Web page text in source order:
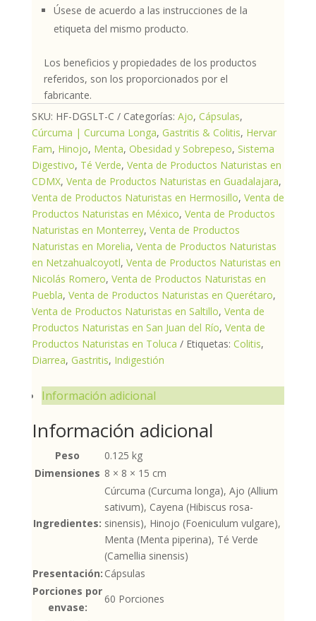
Úsese de acuerdo a las instrucciones de la
etiqueta del mismo producto.
Los beneficios y propiedades de los productos
referidos, son los proporcionados por el
fabricante.
SKU: HF-DGSLT-C Categorías: Ajo, Cápsulas,
Cúrcuma | Curcuma Longa, Gastritis & Colitis, Hervar
Fam, Hinojo, Menta, Obesidad y Sobrepeso, Sistema
Digestivo, Té Verde, Venta de Productos Naturistas en
CDMX, Venta de Productos Naturistas en Guadalajara,
Venta de Productos Naturistas en Hermosillo, Venta de
Productos Naturistas en México, Venta de Productos
Naturistas en Monterrey, Venta de Productos
Naturistas en Morelia, Venta de Productos Naturistas
en Netzahualcoyotl, Venta de Productos Naturistas en
Nicolás Romero, Venta de Productos Naturistas en
Puebla, Venta de Productos Naturistas en Querétaro,
Venta de Productos Naturistas en Saltillo, Venta de
Productos Naturistas en San Juan del Río, Venta de
Productos Naturistas en Toluca
Etiquetas: Colitis,
Diarrea, Gastritis, Indigestión
Información adicional
Información adicional
Peso
0.125 kg
Dimensiones 8 × 8 × 15 cm
Ingredientes:
Cúrcuma (Curcuma longa), Ajo (Allium
sativum), Cayena (Hibiscus rosa-
sinensis), Hinojo (Foeniculum vulgare),
Menta (Menta piperina), Té Verde
(Camellia sinensis)
Presentación: Cápsulas
Porciones por
envase:
60 Porciones